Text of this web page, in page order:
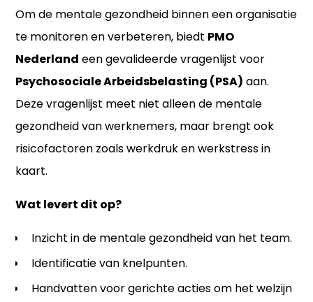
Om de mentale gezondheid binnen een organisatie
te monitoren en verbeteren, biedt PMO
Nederland een gevalideerde vragenlijst voor
Psychosociale Arbeidsbelasting (PSA) aan.
Deze vragenlijst meet niet alleen de mentale
gezondheid van werknemers, maar brengt ook
risicofactoren zoals werkdruk en werkstress in
kaart.
Wat levert dit op?
Inzicht in de mentale gezondheid van het team.
Identificatie van knelpunten.
Handvatten voor gerichte acties om het welzijn